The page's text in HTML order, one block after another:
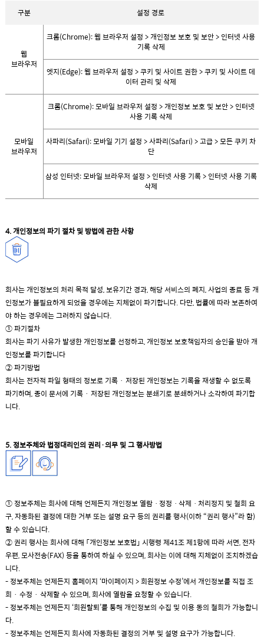
구분 설정 경로
웹
브라우저
크롬(Chrome): 웹 브라우저 설정 > 개인정보 보호 및 보안 > 인터넷 사용
기록 삭제
엣지(Edge): 웹 브라우저 설정 > 쿠키 및 사이트 권한 > 쿠키 및 사이트 데
이터 관리 및 삭제
모바일
브라우저
크롬(Chrome): 모바일 브라우저 설정 > 개인정보 보호 및 보안 > 인터넷
사용 기록 삭제
사파리(Safari): 모바일 기기 설정 > 사파리(Safari) > 고급 > 모든 쿠키 차
단
삼성 인터넷: 모바일 브라우저 설정 > 인터넷 사용 기록 > 인터넷 사용 기록
삭제
4. 개인정보의 파기 절차 및 방법에 관한 사항
회사는 개인정보의 처리 목적 달성, 보유기간 경과, 해당 서비스의 폐지, 사업의 종료 등 개
인정보가 불필요하게 되었을 경우에는 지체없이 파기합니다. 다만, 법률에 따라 보존하여
야 하는 경우에는 그러하지 않습니다.
① 파기절차
회사는 파기 사유가 발생한 개인정보를 선정하고, 개인정보 보호책임자의 승인을 받아 개
인정보를 파기합니다
② 파기방법
회사는 전자적 파일 형태의 정보로 기록 · 저장된 개인정보는 기록을 재생할 수 없도록
파기하며, 종이 문서에 기록 · 저장된 개인정보는 분쇄기로 분쇄하거나 소각하여 파기합
니다.
5. 정보주체와 법정대리인의 권리·의무 및 그 행사방법
① 정보주체는 회사에 대해 언제든지 개인정보 열람ㆍ정정ㆍ삭제ㆍ처리정지 및 철회 요
구, 자동화된 결정에 대한 거부 또는 설명 요구 등의 권리를 행사(이하 “권리 행사”라 함)
할 수 있습니다.
② 권리 행사는 회사에 대해 「개인정보 보호법」 시행령 제41조 제1항에 따라 서면, 전자
우편, 모사전송(FAX) 등을 통하여 하실 수 있으며, 회사는 이에 대해 지체없이 조치하겠습
니다.
- 정보주체는 언제든지 홈페이지 ‘마이페이지 > 회원정보 수정’에서 개인정보를 직접 조
회 · 수정 · 삭제할 수 있으며, 회사에 열람을 요청할 수 있습니다.
- 정보주체는 언제든지 ‘회원탈퇴’를 통해 개인정보의 수집 및 이용 동의 철회가 가능합니
다.
- 정보주체는 언제든지 회사에 자동화된 결정의 거부 및 설명 요구가 가능합니다.